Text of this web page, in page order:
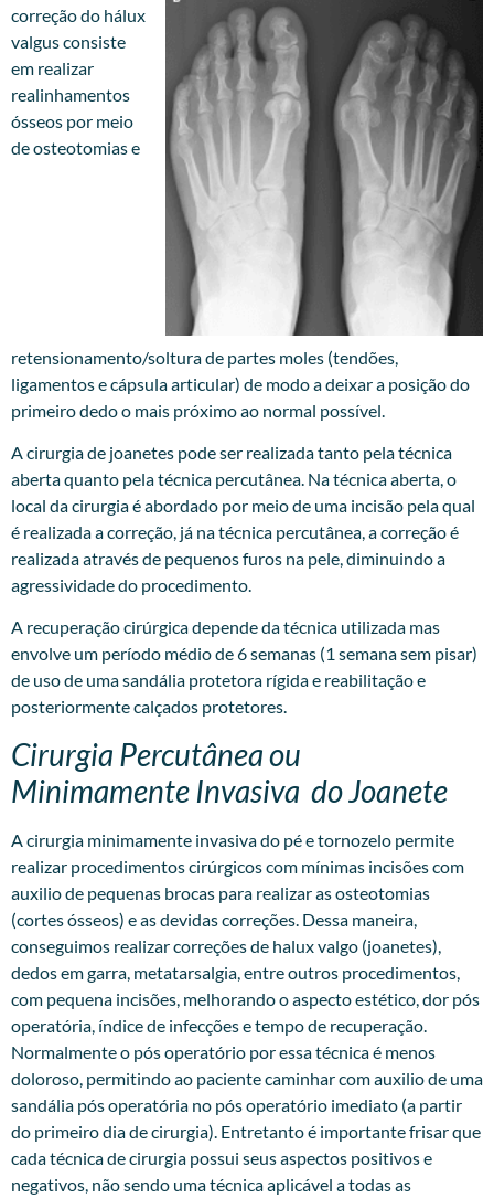
correção do hálux
valgus consiste
em realizar
realinhamentos
ósseos por meio
de osteotomias e
retensionamento/soltura de partes moles (tendões,
ligamentos e cápsula articular) de modo a deixar a posição do
primeiro dedo o mais próximo ao normal possível.
A cirurgia de joanetes pode ser realizada tanto pela técnica
aberta quanto pela técnica percutânea. Na técnica aberta, o
local da cirurgia é abordado por meio de uma incisão pela qual
é realizada a correção, já na técnica percutânea, a correção é
realizada através de pequenos furos na pele, diminuindo a
agressividade do procedimento.
A recuperação cirúrgica depende da técnica utilizada mas
envolve um período médio de 6 semanas (1 semana sem pisar)
de uso de uma sandália protetora rígida e reabilitação e
posteriormente calçados protetores.
Cirurgia Percutânea ou
Minimamente Invasiva do Joanete
Acirurgia minimamente invasivado pé e tornozelo permite
realizar procedimentos cirúrgicos com mínimas incisões com
auxilio de pequenas brocas para realizar as osteotomias
(cortes ósseos) e as devidas correções. Dessa maneira,
conseguimos realizar correções de halux valgo (joanetes),
dedos em garra, metatarsalgia, entre outros procedimentos,
com pequena incisões, melhorando o aspecto estético, dor pós
operatória, índice de infecções e tempo de recuperação.
Normalmente o pós operatório por essa técnica é menos
doloroso, permitindo ao paciente caminhar com auxilio de uma
sandália pós operatória no pós operatório imediato (a partir
do primeiro dia de cirurgia). Entretanto é importante frisar que
cada técnica de cirurgia possui seus aspectos positivos e
negativos, não sendo uma técnica aplicável a todas as